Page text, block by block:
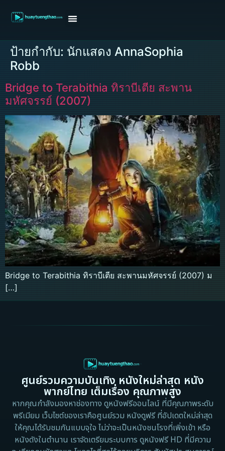
ป้ายกำกับ: นักแสดง AnnaSophia
Robb
Bridge to Terabithia ทิราบีเตีย สะพาน
มหัศจรรย์ (2007)
Bridge to Terabithia ทิราบีเตีย สะพานมหัศจรรย์ (2007) ม
[…]
ศูนย์รวมความบันเทิง หนังใหม่ล่าสุด หนัง
พากย์ไทย เต็มเรื่อง คุณภาพสูง
หากคุณกำลังมองหาช่องทาง ดูหนังฟรีออนไลน์ ที่มีคุณภาพระดับ
พรีเมียม เว็บไซต์ของเราคือศูนย์รวม หนังดูฟรี ที่อัปเดตใหม่ล่าสุด
ให้คุณได้รับชมกันแบบจุใจ ไม่ว่าจะเป็นหนังชนโรงที่เพิ่งเข้า หรือ
หนังดังในตำนาน เราจัดเตรียมระบบการ ดูหนังฟรี HD ที่มีความ